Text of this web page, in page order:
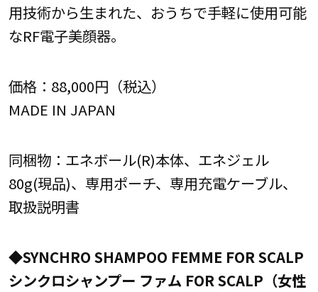
用技術から生まれた、おうちで手軽に使用可能
なRF電子美顔器。
価格：88,000円（税込）
MADE IN JAPAN
同梱物：エネボール(R)本体、エネジェル
80g(現品)、専用ポーチ、専用充電ケーブル、
取扱説明書
◆SYNCHRO SHAMPOO FEMME FOR SCALP
シンクロシャンプー ファム FOR SCALP（女性